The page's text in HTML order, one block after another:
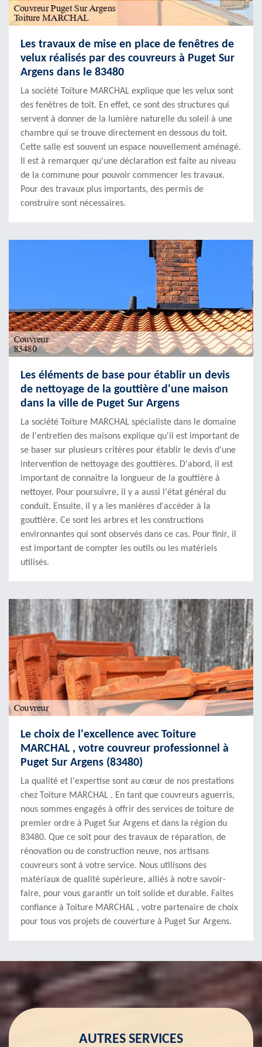
Les travaux de mise en place de fenêtres de
velux réalisés par des couvreurs à Puget Sur
Argens dans le 83480
La société Toiture MARCHAL explique que les velux sont
des fenêtres de toit. En effet, ce sont des structures qui
servent à donner de la lumière naturelle du soleil à une
chambre qui se trouve directement en dessous du toit.
Cette salle est souvent un espace nouvellement aménagé.
Il est à remarquer qu'une déclaration est faite au niveau
de la commune pour pouvoir commencer les travaux.
Pour des travaux plus importants, des permis de
construire sont nécessaires.
Les éléments de base pour établir un devis
de nettoyage de la gouttière d'une maison
dans la ville de Puget Sur Argens
La société Toiture MARCHAL spécialiste dans le domaine
de l'entretien des maisons explique qu'il est important de
se baser sur plusieurs critères pour établir le devis d'une
intervention de nettoyage des gouttières. D'abord, il est
important de connaître la longueur de la gouttière à
nettoyer. Pour poursuivre, il y a aussi l'état général du
conduit. Ensuite, il y a les manières d'accéder à la
gouttière. Ce sont les arbres et les constructions
environnantes qui sont observés dans ce cas. Pour finir, il
est important de compter les outils ou les matériels
utilisés.
Le choix de l'excellence avec Toiture
MARCHAL , votre couvreur professionnel à
Puget Sur Argens (83480)
La qualité et l'expertise sont au cœur de nos prestations
chez Toiture MARCHAL . En tant que couvreurs aguerris,
nous sommes engagés à offrir des services de toiture de
premier ordre à Puget Sur Argens et dans la région du
83480. Que ce soit pour des travaux de réparation, de
rénovation ou de construction neuve, nos artisans
couvreurs sont à votre service. Nous utilisons des
matériaux de qualité supérieure, alliés à notre savoir-
faire, pour vous garantir un toit solide et durable. Faites
confiance à Toiture MARCHAL , votre partenaire de choix
pour tous vos projets de couverture à Puget Sur Argens.
AUTRES SERVICES